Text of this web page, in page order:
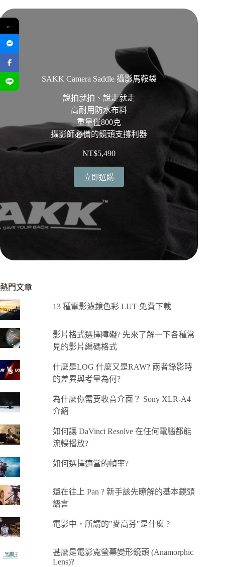
SAKK Camera Saddle 攝影馬鞍袋
說拍就拍、說走就走
高耐用防水布料
重量僅800克
攝影師必備的鏡頭支撐利器
NT$5,490
立即選購
熱門文章
13 種電影濾鏡色彩 LUT 免費下載
影片格式選擇障礙? 先來了解一下各種常
見的影片編碼格式
什麼是LOG 什麼又是RAW? 兩者錄影時
的差異與考量為何?
為什麼你需要收音介面？ Sony XLR-A4
介紹
如何讓 DaVinci Resolve 在任何電腦都能
流暢播放?
如何選擇適當的幀率?
還在往上 Pan ? 新手該先瞭解的基本鏡頭
語言
電影中，所謂的"麥高芬"是什麼 ?
甚麼是電影寬螢幕變形鏡頭 (Anamorphic
Lens)?
←